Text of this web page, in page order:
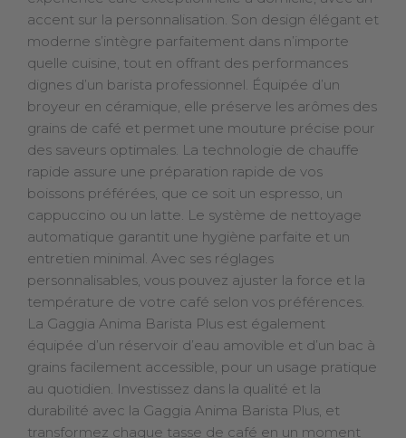
accent sur la personnalisation. Son design élégant et
moderne s’intègre parfaitement dans n’importe
quelle cuisine, tout en offrant des performances
dignes d’un barista professionnel. Équipée d’un
broyeur en céramique, elle préserve les arômes des
grains de café et permet une mouture précise pour
des saveurs optimales. La technologie de chauffe
rapide assure une préparation rapide de vos
boissons préférées, que ce soit un espresso, un
cappuccino ou un latte. Le système de nettoyage
automatique garantit une hygiène parfaite et un
entretien minimal. Avec ses réglages
personnalisables, vous pouvez ajuster la force et la
température de votre café selon vos préférences.
La Gaggia Anima Barista Plus est également
équipée d’un réservoir d’eau amovible et d’un bac à
grains facilement accessible, pour un usage pratique
au quotidien. Investissez dans la qualité et la
durabilité avec la Gaggia Anima Barista Plus, et
transformez chaque tasse de café en un moment